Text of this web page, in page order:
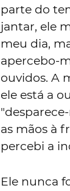
parte do
jantar, ele
meu dia,
apercebo-
ouvidos. A
ele está a
as mãos à
percebi a
Ele nunca